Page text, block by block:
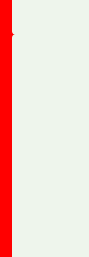
الغيار
أداء لسيارة